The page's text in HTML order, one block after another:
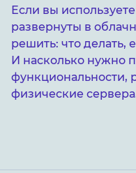
Если вы
развернуты в
решить: что делать,
И насколько нужно
функциональности,
физические